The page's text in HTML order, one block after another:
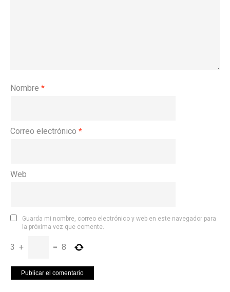
Nombre *
Correo electrónico *
Web
Guarda mi nombre, correo electrónico y web en este navegador para
la próxima vez que comente.
3 + = 8